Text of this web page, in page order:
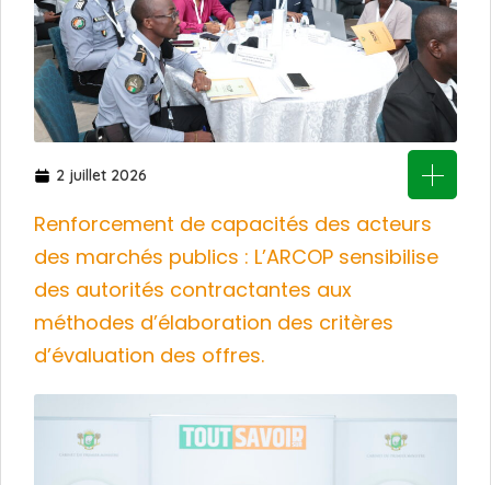
2 juillet 2026
Renforcement de capacités des acteurs
des marchés publics : L’ARCOP sensibilise
des autorités contractantes aux
méthodes d’élaboration des critères
d’évaluation des offres.